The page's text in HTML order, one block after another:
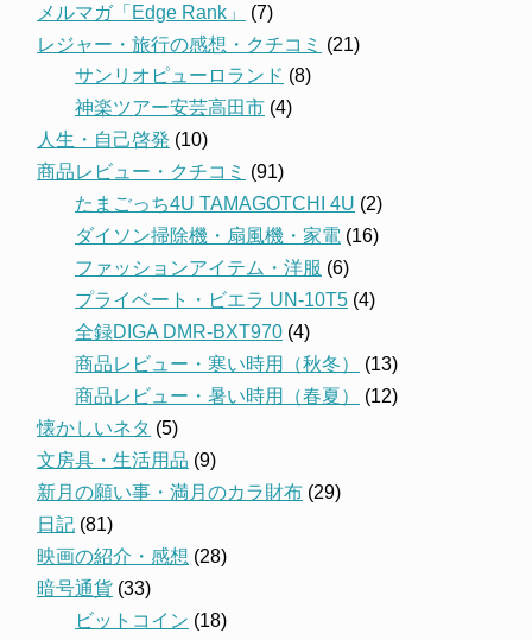
メルマガ「Edge Rank」
(7)
レジャー・旅行の感想・クチコミ (21)
サンリオピューロランド (8)
神楽ツアー安芸高田市 (4)
人生・自己啓発 (10)
商品レビュー・クチコミ (91)
たまごっち4U TAMAGOTCHI 4U (2)
ダイソン掃除機・扇風機・家電 (16)
ファッションアイテム・洋服 (6)
プライベート・ビエラ UN-10T5 (4)
全録DIGA DMR-BXT970 (4)
商品レビュー・寒い時用（秋冬）
(13)
商品レビュー・暑い時用（春夏）
(12)
懐かしいネタ (5)
文房具・生活用品 (9)
新月の願い事・満月のカラ財布 (29)
日記 (81)
映画の紹介・感想 (28)
暗号通貨 (33)
ビットコイン (18)